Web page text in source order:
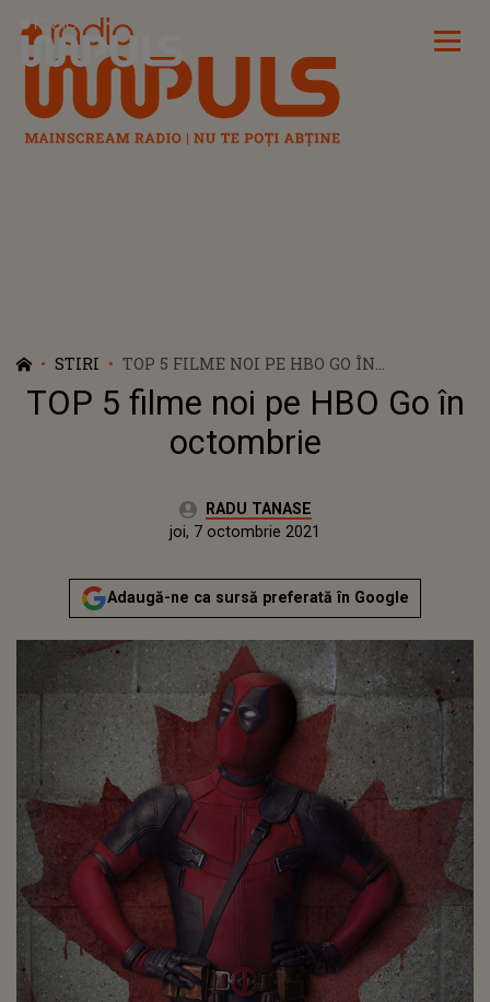
Radio Impuls
STIRI
TOP 5 FILME NOI PE HBO GO ÎN
OCTOMBRIE
TOP 5 filme noi pe HBO Go în
octombrie
Autor:RADU TANASE
Actualizat:
joi, 7 octombrie 2021
Adaugă-ne ca sursă preferată în Google